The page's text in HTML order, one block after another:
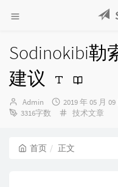
Sodinokibi勒
建议
博
主：
Admin
发
布
2019 年 05 月 09
3316字数
分
技术文章
首页 正文